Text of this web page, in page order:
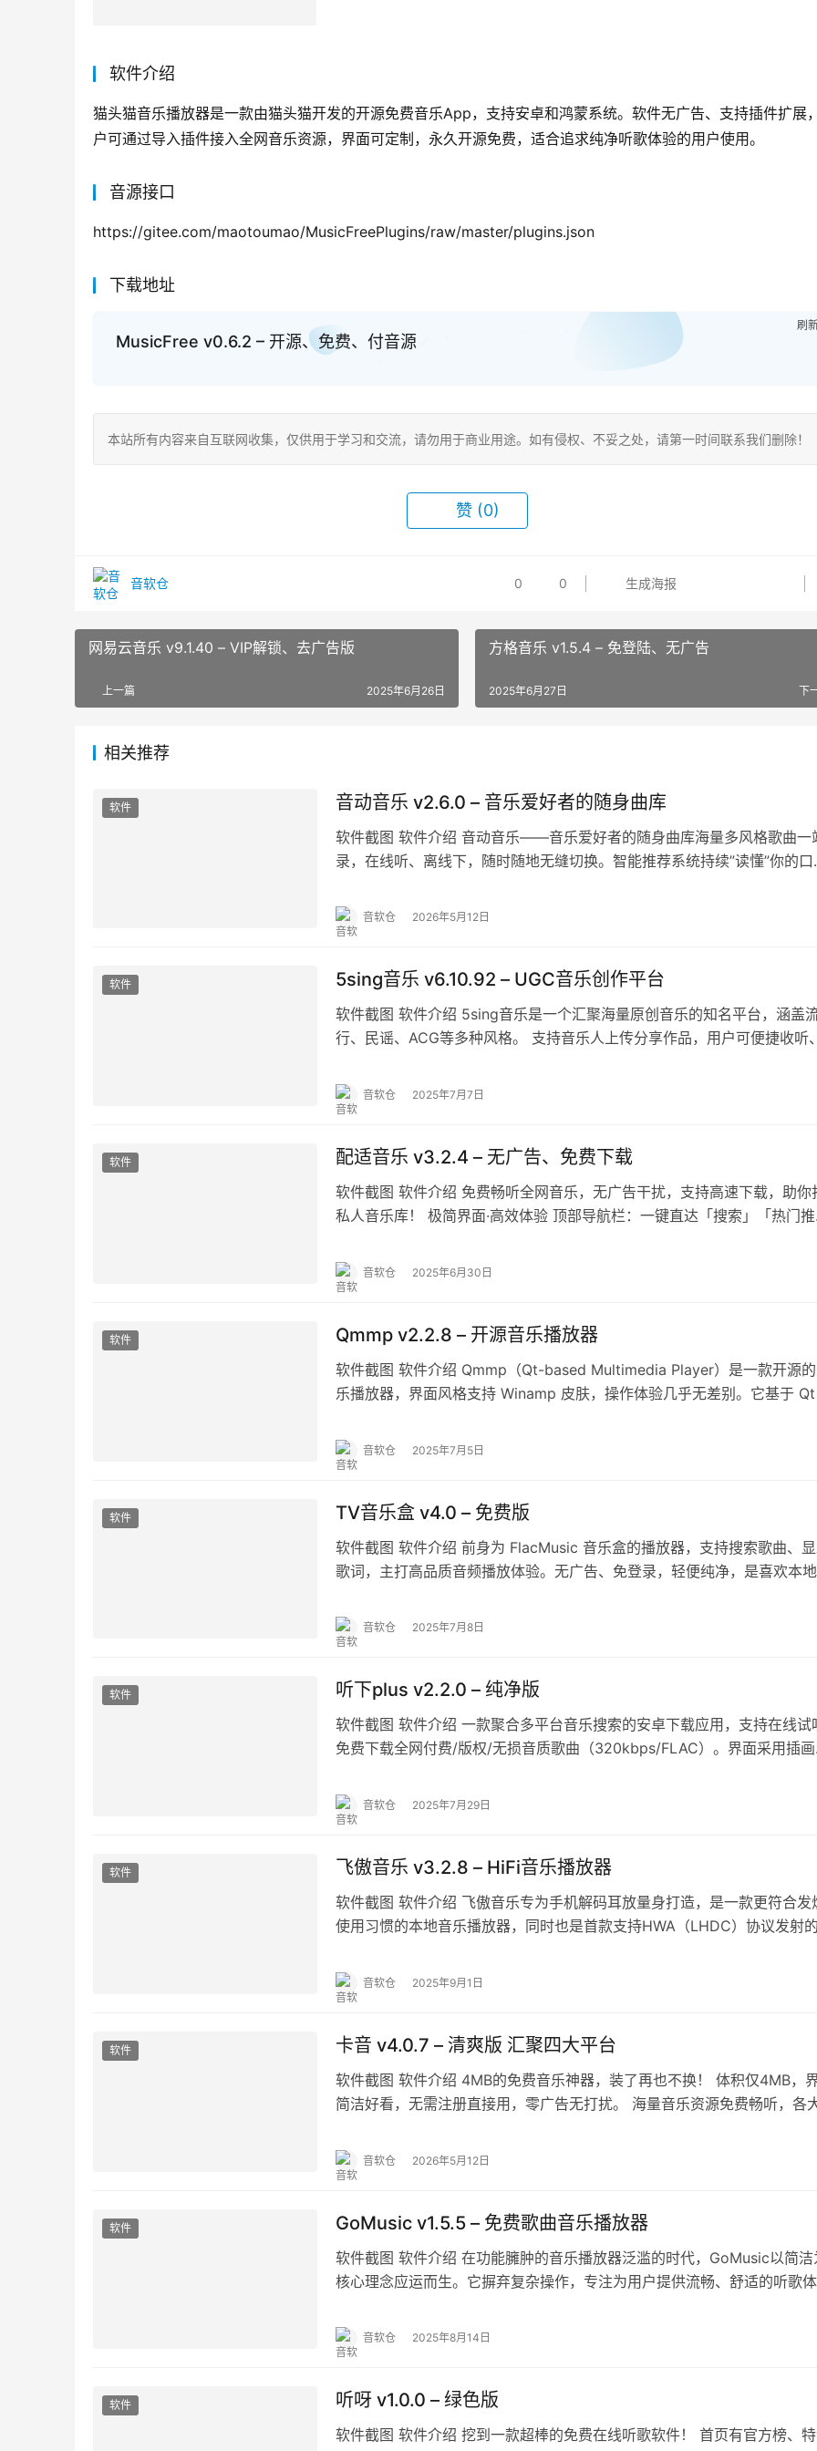
软件介绍
猫头猫音乐播放器是一款由猫头猫开发的开源免费音乐App，支持安卓和鸿蒙系统。软件无广告、支持插件扩展
户可通过导入插件接入全网音乐资源，界面可定制，永久开源免费，适合追求纯净听歌体验的用户使用。
音源接口
https://gitee.com/maotoumao/MusicFreePlugins/raw/master/plugins.json
下载地址
MusicFree v0.6.2 – 开源、免费、付音源
刷
本站所有内容来自互联网收集，仅供用于学习和交流，请勿用于商业用途。如有侵权、不妥之处，请第一时间联系我们删除！
赞 (0)
音软仓 0 0 生成海报
网易云音乐 v9.1.40 – VIP解锁、去广告版
上一篇 2025年6月26日
方格音乐 v1.5.4 – 免登陆、无广告
下
2025年6月27日
相关推荐
软件 音动音乐 v2.6.0 – 音乐爱好者的随身曲库
软件截图 软件介绍 音动音乐——音乐爱好者的随身曲库海量多风格歌曲一
录，在线听、离线下，随时随地无缝切换。智能推荐系统持续”读懂”你的口
音软仓 2026年5月12日
软件 5sing音乐 v6.10.92 – UGC音乐创作平台
软件截图 软件介绍 5sing音乐是一个汇聚海量原创音乐的知名平台，涵盖
行、民谣、ACG等多种风格。 支持音乐人上传分享作品，用户可便捷收听
音软仓 2025年7月7日
软件 配适音乐 v3.2.4 – 无广告、免费下载
软件截图 软件介绍 免费畅听全网音乐，无广告干扰，支持高速下载，助你
私人音乐库！ 极简界面·高效体验 顶部导航栏：一键直达「搜索」「热门推
音软仓 2025年6月30日
软件 Qmmp v2.2.8 – 开源音乐播放器
软件截图 软件介绍 Qmmp（Qt-based Multimedia Player）是一款开源
乐播放器，界面风格支持 Winamp 皮肤，操作体验几乎无差别。它基于 Qt
音软仓 2025年7月5日
软件 TV音乐盒 v4.0 – 免费版
软件截图 软件介绍 前身为 FlacMusic 音乐盒的播放器，支持搜索歌曲、
歌词，主打高品质音频播放体验。无广告、免登录，轻便纯净，是喜欢本地
音软仓 2025年7月8日
软件 听下plus v2.2.0 – 纯净版
软件截图 软件介绍 一款聚合多平台音乐搜索的安卓下载应用，支持在线试
免费下载全网付费/版权/无损音质歌曲（320kbps/FLAC）。界面采用插画
音软仓 2025年7月29日
软件 飞傲音乐 v3.2.8 – HiFi音乐播放器
软件截图 软件介绍 飞傲音乐专为手机解码耳放量身打造，是一款更符合发
使用习惯的本地音乐播放器，同时也是首款支持HWA（LHDC）协议发射
音软仓 2025年9月1日
软件 卡音 v4.0.7 – 清爽版 汇聚四大平台
软件截图 软件介绍 4MB的免费音乐神器，装了再也不换！ 体积仅4MB，
简洁好看，无需注册直接用，零广告无打扰。 海量音乐资源免费畅听，各
音软仓 2026年5月12日
软件 GoMusic v1.5.5 – 免费歌曲音乐播放器
软件截图 软件介绍 在功能臃肿的音乐播放器泛滥的时代，GoMusic以简洁
核心理念应运而生。它摒弃复杂操作，专注为用户提供流畅、舒适的听歌体
音软仓 2025年8月14日
软件 听呀 v1.0.0 – 绿色版
软件截图 软件介绍 挖到一款超棒的免费在线听歌软件！ 首页有官方榜、